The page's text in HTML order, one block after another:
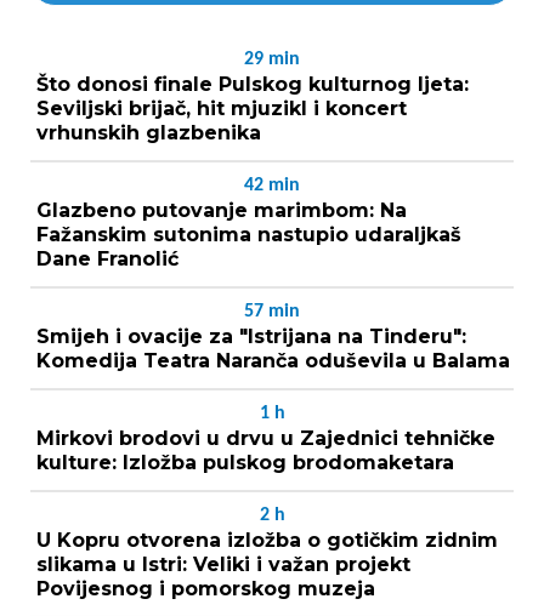
29 min
Što donosi finale Pulskog kulturnog ljeta:
Seviljski brijač, hit mjuzikl i koncert
vrhunskih glazbenika
42 min
Glazbeno putovanje marimbom: Na
Fažanskim sutonima nastupio udaraljkaš
Dane Franolić
57 min
Smijeh i ovacije za "Istrijana na Tinderu":
Komedija Teatra Naranča oduševila u Balama
1 h
Mirkovi brodovi u drvu u Zajednici tehničke
kulture: Izložba pulskog brodomaketara
2 h
U Kopru otvorena izložba o gotičkim zidnim
slikama u Istri: Veliki i važan projekt
Povijesnog i pomorskog muzeja